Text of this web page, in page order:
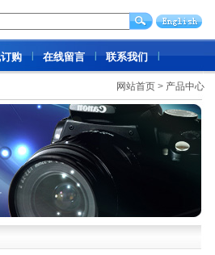
购 在线留言 联系我们
网站首页 > 产品中心